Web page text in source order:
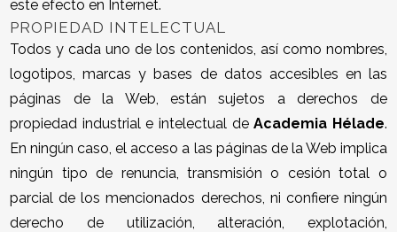
este efecto en Internet.
PROPIEDAD INTELECTUAL
Todos y cada uno de los contenidos, así como nombres,
logotipos, marcas y bases de datos accesibles en las
páginas de la Web, están sujetos a derechos de
propiedad industrial e intelectual deAcademia Hélade.
En ningún caso, el acceso a las páginas de la Web implica
ningún tipo de renuncia, transmisión o cesión total o
parcial de los mencionados derechos, ni confiere ningún
derecho de utilización, alteración, explotación,